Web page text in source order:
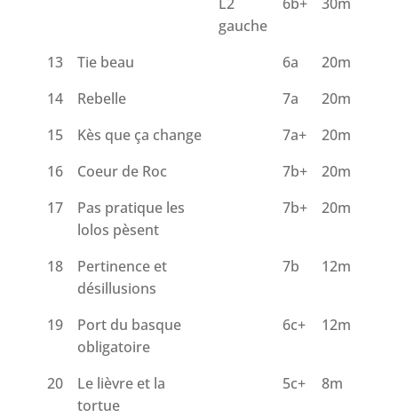
gauche
13 Tie beau 6a
20m
14
Rebelle 7a
20m
15
Kès que ça change 7a+
20m
16
Coeur de Roc 7b+
20m
17
Pas pratique les
lolos pèsent
7b+ 20m
18
Pertinence et
désillusions
7b 12m
19
Port du basque
obligatoire
6c+ 12m
20
Le lièvre et la
tortue
5c+ 8m